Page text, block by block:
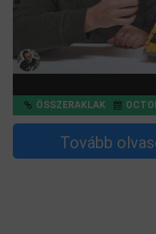
ÖSSZERAKLAK
Tovább